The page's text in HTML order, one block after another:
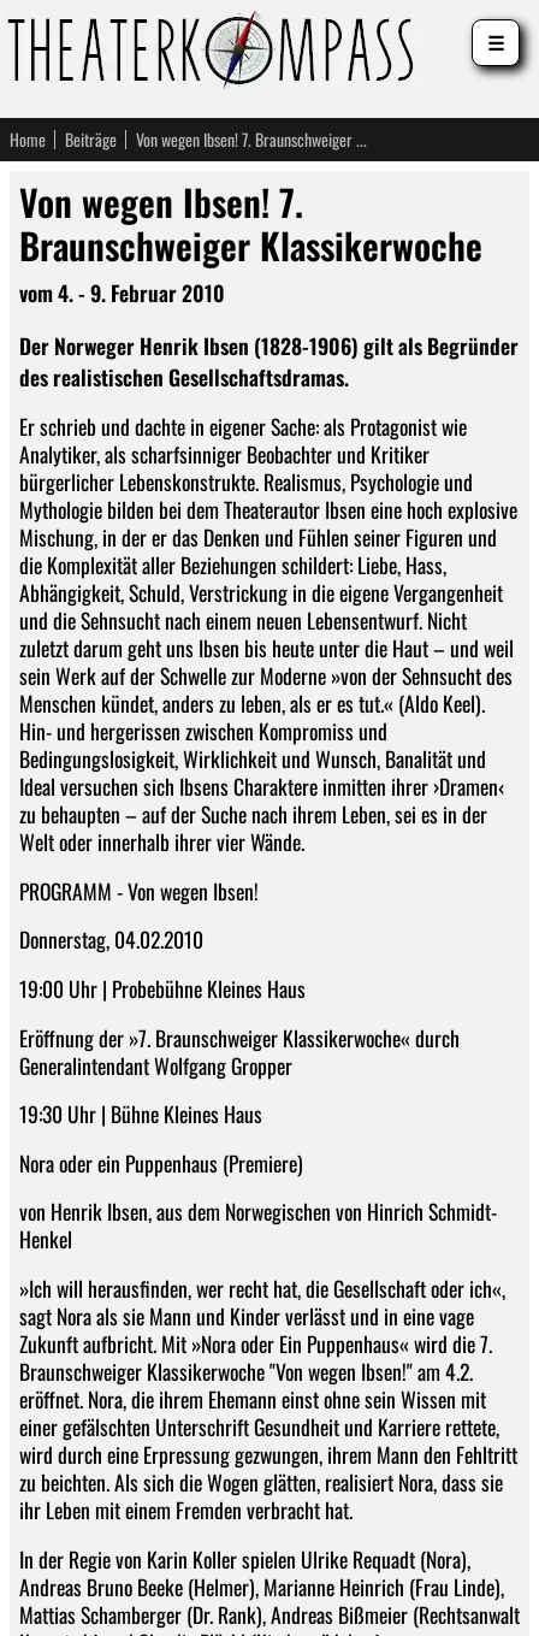
Home Beiträge Von wegen Ibsen! 7. Braunschweiger Klassikerwoche
Von wegen Ibsen! 7.
Braunschweiger Klassikerwoche
vom 4. - 9. Februar 2010
Der Norweger Henrik Ibsen (1828-1906) gilt als Begründer
des realistischen Gesellschaftsdramas.
Er schrieb und dachte in eigener Sache: als Protagonist wie
Analytiker, als scharfsinniger Beobachter und Kritiker
bürgerlicher Lebenskonstrukte. Realismus, Psychologie und
Mythologie bilden bei dem Theaterautor Ibsen eine hoch explosive
Mischung, in der er das Denken und Fühlen seiner Figuren und
die Komplexität aller Beziehungen schildert: Liebe, Hass,
Abhängigkeit, Schuld, Verstrickung in die eigene Vergangenheit
und die Sehnsucht nach einem neuen Lebensentwurf. Nicht
zuletzt darum geht uns Ibsen bis heute unter die Haut – und weil
sein Werk auf der Schwelle zur Moderne »von der Sehnsucht des
Menschen kündet, anders zu leben, als er es tut.« (Aldo Keel).
Hin- und hergerissen zwischen Kompromiss und
Bedingungslosigkeit, Wirklichkeit und Wunsch, Banalität und
Ideal versuchen sich Ibsens Charaktere inmitten ihrer ›Dramen‹
zu behaupten – auf der Suche nach ihrem Leben, sei es in der
Welt oder innerhalb ihrer vier Wände.
PROGRAMM - Von wegen Ibsen!
Donnerstag, 04.02.2010
19:00 Uhr | Probebühne Kleines Haus
Eröffnung der »7. Braunschweiger Klassikerwoche« durch
Generalintendant Wolfgang Gropper
19:30 Uhr | Bühne Kleines Haus
Nora oder ein Puppenhaus (Premiere)
von Henrik Ibsen, aus dem Norwegischen von Hinrich Schmidt-
Henkel
»Ich will herausfinden, wer recht hat, die Gesellschaft oder ich«,
sagt Nora als sie Mann und Kinder verlässt und in eine vage
Zukunft aufbricht. Mit »Nora oder Ein Puppenhaus« wird die 7.
Braunschweiger Klassikerwoche "Von wegen Ibsen!" am 4.2.
eröffnet. Nora, die ihrem Ehemann einst ohne sein Wissen mit
einer gefälschten Unterschrift Gesundheit und Karriere rettete,
wird durch eine Erpressung gezwungen, ihrem Mann den Fehltritt
zu beichten. Als sich die Wogen glätten, realisiert Nora, dass sie
ihr Leben mit einem Fremden verbracht hat.
In der Regie von Karin Koller spielen Ulrike Requadt (Nora),
Andreas Bruno Beeke (Helmer), Marianne Heinrich (Frau Linde),
Mattias Schamberger (Dr. Rank), Andreas Bißmeier (Rechtsanwalt
☰